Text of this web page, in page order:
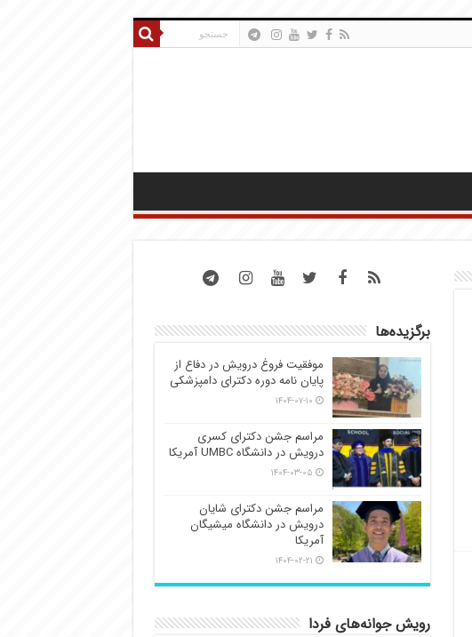
برگزیده‌ها
موفقیت فروغ درویش در دفاع از
پایان نامه دوره دکترای دامپزشکی
۱۴۰۴-۰۷-۱۰
مراسم جشن دکترای کسری
درویش در دانشگاه UMBC آمریکا
۱۴۰۴-۰۳-۰۵
مراسم جشن دکترای شایان
درویش در دانشگاه میشیگان
آمریکا
۱۴۰۴-۰۲-۲۱
رویش جوانه‌های فردا